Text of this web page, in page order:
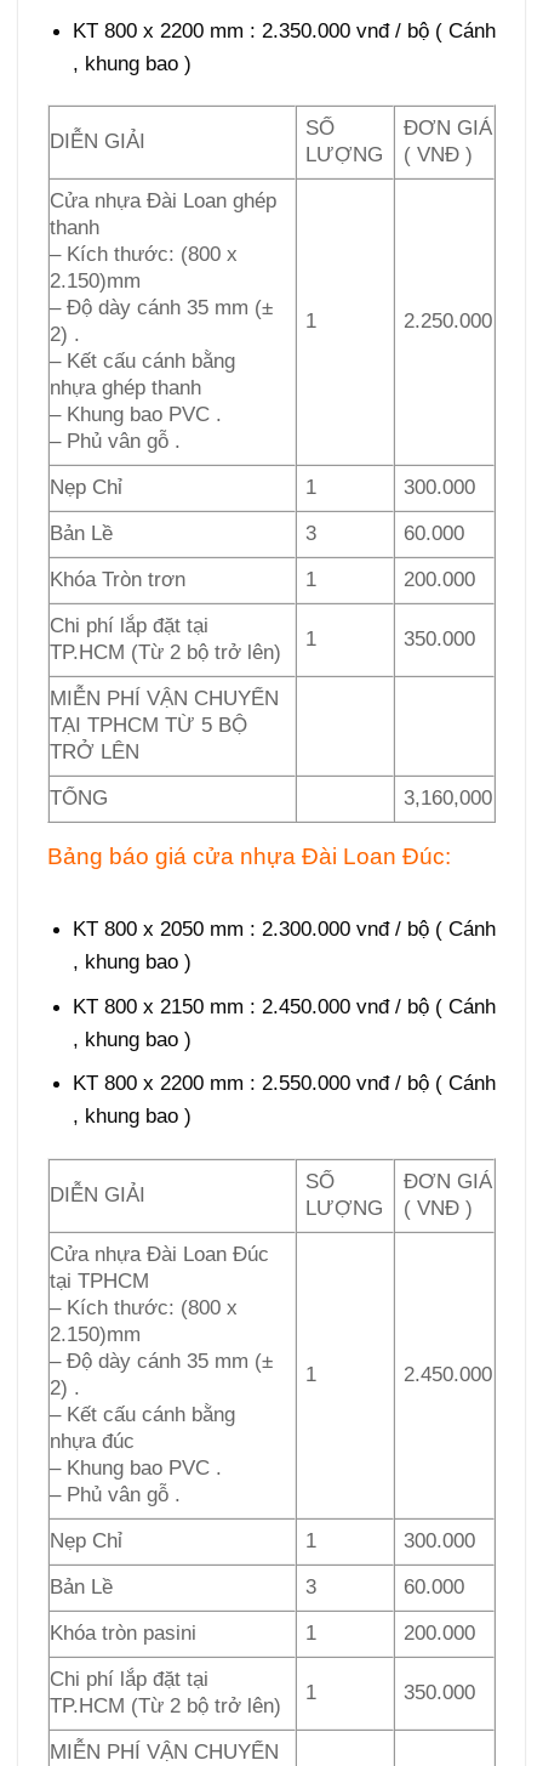
KT 800 x 2200 mm : 2.350.000 vnđ / bộ ( Cánh
, khung bao )
DIỄN GIẢI
SỐ
LƯỢNG
ĐƠN GIÁ
( VNĐ )
Cửa nhựa Đài Loan ghép
thanh
– Kích thước: (800 x
2.150)mm
– Độ dày cánh 35 mm (±
2) .
– Kết cấu cánh bằng
nhựa ghép thanh
– Khung bao PVC .
– Phủ vân gỗ .
1 2.250.000
Nẹp Chỉ 1
300.000
Bản Lề
3
60.000
Khóa Tròn trơn
1
200.000
Chi phí lắp đặt tại
TP.HCM (Từ 2 bộ trở lên)
1 350.000
MIỄN PHÍ VẬN CHUYỂN
TẠI TPHCM TỪ 5 BỘ
TRỞ LÊN
TỔNG
3,160,000
Bảng báo giá cửa nhựa Đài Loan Đúc:
KT 800 x 2050 mm : 2.300.000 vnđ / bộ ( Cánh
, khung bao )
KT 800 x 2150 mm : 2.450.000 vnđ / bộ ( Cánh
, khung bao )
KT 800 x 2200 mm : 2.550.000 vnđ / bộ ( Cánh
, khung bao )
DIỄN GIẢI
SỐ
LƯỢNG
ĐƠN GIÁ
( VNĐ )
Cửa nhựa Đài Loan Đúc
tại TPHCM
– Kích thước: (800 x
2.150)mm
– Độ dày cánh 35 mm (±
2) .
– Kết cấu cánh bằng
nhựa đúc
– Khung bao PVC .
– Phủ vân gỗ .
1 2.450.000
Nẹp Chỉ 1
300.000
Bản Lề
3
60.000
Khóa tròn pasini
1
200.000
Chi phí lắp đặt tại
TP.HCM (Từ 2 bộ trở lên)
1 350.000
MIỄN PHÍ VẬN CHUYỂN